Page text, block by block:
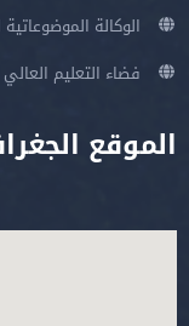
الوكالة
فضاء التعليم
الموقع